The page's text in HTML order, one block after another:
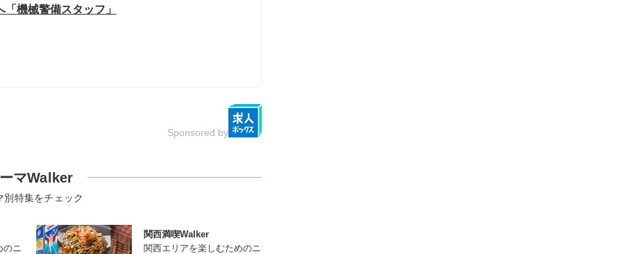
機械警備スタッフ」
Sponsored by
マWalker
別特集をチェック
のニ
関西満喫Walker
関西エリアを楽しむためのニ